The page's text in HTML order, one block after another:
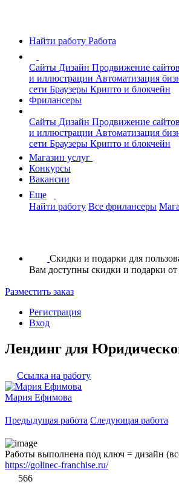
Найти работу Работа
Сайты Дизайн Продвижение
и иллюстрации Автоматизация
сети Браузеры Крипто и блокчейн
Фрилансеры
Сайты Дизайн Продвижение
и иллюстрации Автоматизация
сети Браузеры Крипто и блокчейн
Магазин услуг
Конкурсы
Вакансии
Еще
Найти работу Все фрилансеры
Скидки и подарки для
Вам доступны скидки и подарки от
Разместить заказ
Регистрация
Вход
Лендинг для
Ссылка на работу
Мария Ефимова
Предыдущая работа Следующая работа
Работы выполнена под ключ = дизайн
https://golinec-franchise.ru/
566